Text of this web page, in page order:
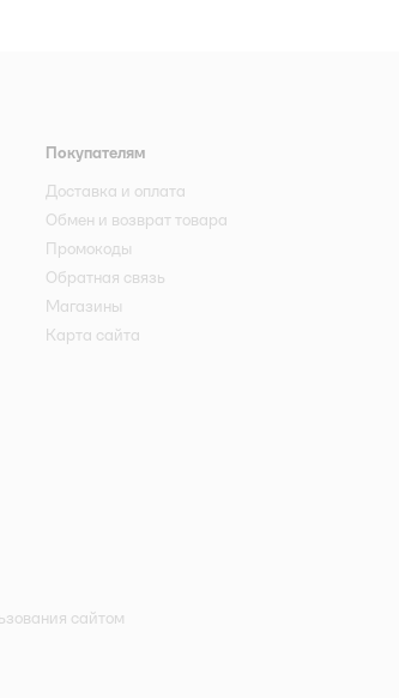
Покупателям
Доставка и оплата
Обмен и возврат товара
Промокоды
Обратная связь
Магазины
Карта сайта
сайтом